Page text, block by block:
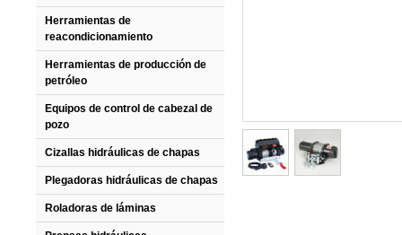
Herramientas de
reacondicionamiento
Herramientas de producción de
petróleo
Equipos de control de cabezal de
pozo
Cizallas hidráulicas de chapas
Plegadoras hidráulicas de chapas
Roladoras de láminas